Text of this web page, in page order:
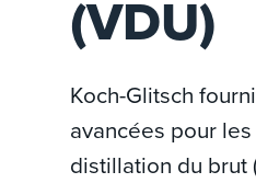
(VDU)
Koch-Glitsch
avancées pour
distillation du brut